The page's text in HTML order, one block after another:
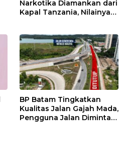
Narkotika Diamankan dari
Kapal Tanzania, Nilainya
BP Batam Tingkatkan
Kualitas Jalan Gajah Mada,
Pengguna Jalan Diminta